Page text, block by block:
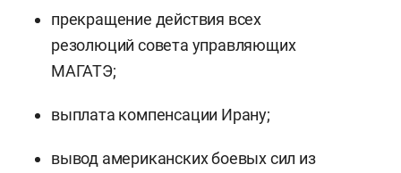
прекращение действия всех
резолюций совета управляющих
МАГАТЭ;
выплата компенсации Ирану;
вывод американских боевых сил из